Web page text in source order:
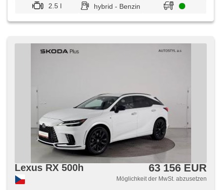
2.5 l
hybrid - Benzin
Lexus RX 500h 63 156 EUR
Möglichkeit der MwSt. abzusetzen